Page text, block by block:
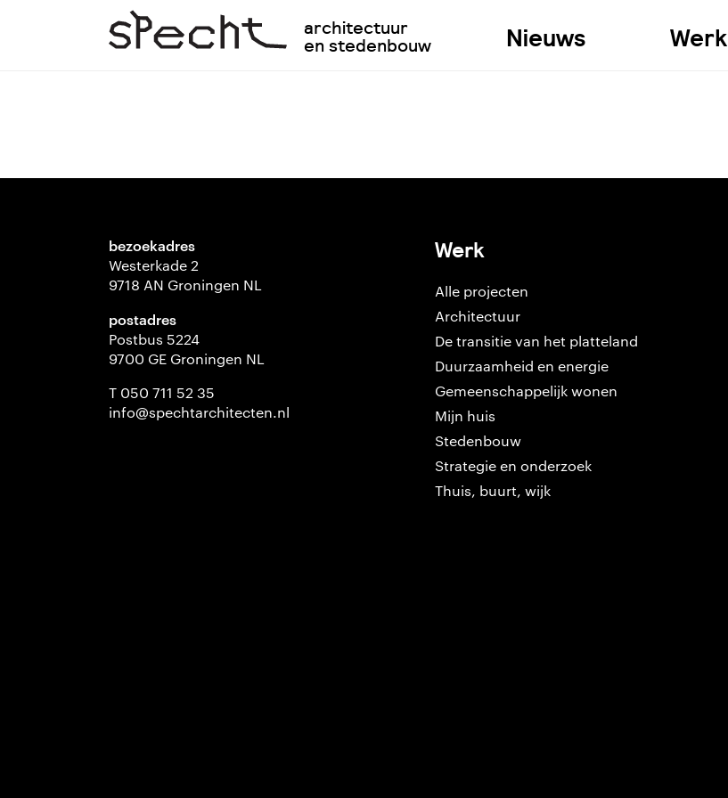
architectuur
en stedenbouw Nieuws Werk
bezoekadres
Westerkade 2
9718 AN Groningen NL
postadres
Postbus 5224
9700 GE Groningen NL
T 050 711 52 35
info@spechtarchitecten.nl
Werk
Alle projecten
Architectuur
De transitie van het platteland
Duurzaamheid en energie
Gemeenschappelijk wonen
Mijn huis
Stedenbouw
Strategie en onderzoek
Thuis, buurt, wijk